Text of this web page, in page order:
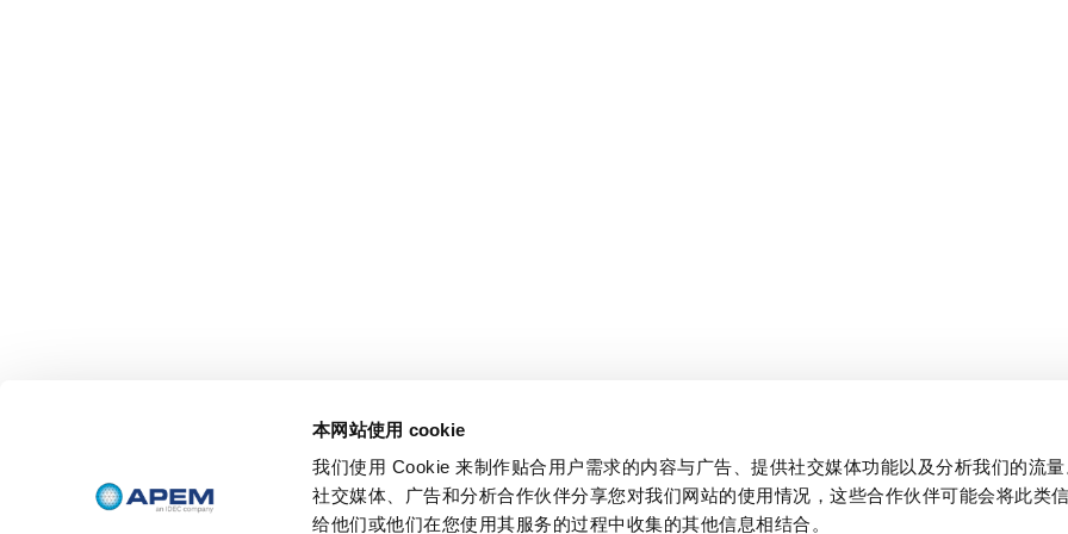
本网站使用 cookie
我们使用 Cookie 来制作贴合用户需求的内容与广告、提供社交媒体功能以及分析我们的流
社交媒体、广告和分析合作伙伴分享您对我们网站的使用情况，这些合作伙伴可能会将此类
给他们或他们在您使用其服务的过程中收集的其他信息相结合。